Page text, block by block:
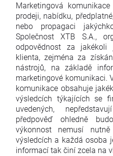
Marketingová
prodeji, nabídku,
nebo propagaci
Společnost XTB S.A.,
odpovědnost za jakékoli
klienta, zejména za
nástrojů, na základě
marketingové komunikaci.
komunikace obsahuje
výsledcích týkajících se
uvedených,
předpověď ohledně
výkonnost nemusí
výsledcích a každá osoba
informací tak činí zcela na